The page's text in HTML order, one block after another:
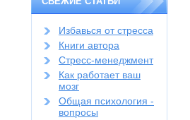
Избавься от стресса
Книги автора
Стресс-менеджмент
Как работает ваш
мозг
Общая психология -
вопросы